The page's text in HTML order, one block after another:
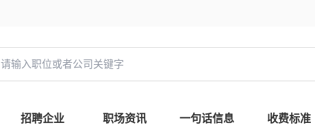
招聘企业 职场资讯 一句话信息 收费标准